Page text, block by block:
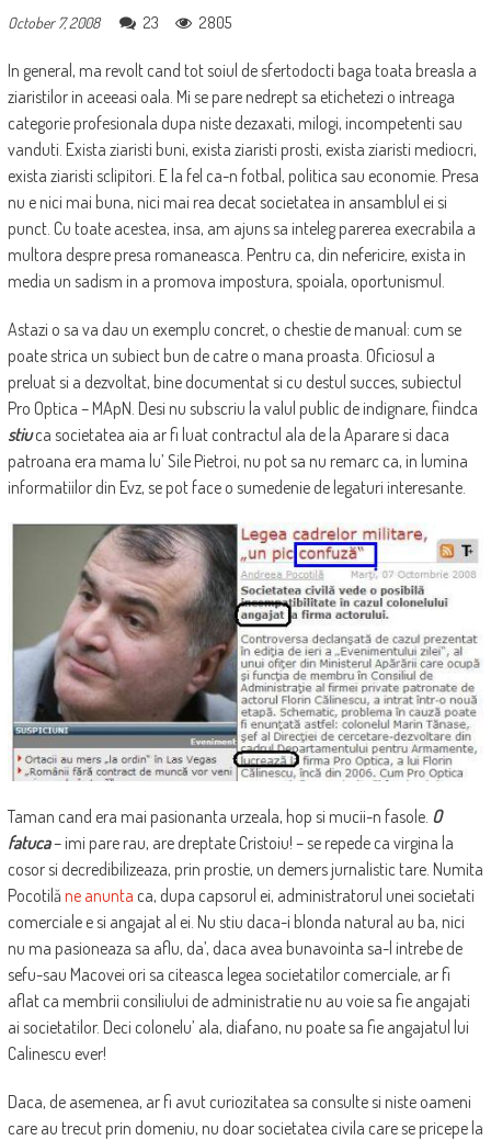
October 7, 2008
23 2805
In general, ma revolt cand tot soiul de sfertodocti baga toata breasla a
ziaristilor in aceeasi oala. Mi se pare nedrept sa etichetezi o intreaga
categorie profesionala dupa niste dezaxati, milogi, incompetenti sau
vanduti. Exista ziaristi buni, exista ziaristi prosti, exista ziaristi mediocri,
exista ziaristi sclipitori. E la fel ca-n fotbal, politica sau economie. Presa
nu e nici mai buna, nici mai rea decat societatea in ansamblul ei si
punct. Cu toate acestea, insa, am ajuns sa inteleg parerea execrabila a
multora despre presa romaneasca. Pentru ca, din nefericire, exista in
media un sadism in a promova impostura, spoiala, oportunismul.
Astazi o sa va dau un exemplu concret, o chestie de manual: cum se
poate strica un subiect bun de catre o mana proasta. Oficiosul a
preluat si a dezvoltat, bine documentat si cu destul succes, subiectul
Pro Optica – MApN. Desi nu subscriu la valul public de indignare, fiindca
stiuca societatea aia ar fi luat contractul ala de la Aparare si daca
patroana era mama lu’ Sile Pietroi, nu pot sa nu remarc ca, in lumina
informatiilor din Evz, se pot face o sumedenie de legaturi interesante.
Taman cand era mai pasionanta urzeala, hop si mucii-n fasole. O
fatuca– imi pare rau, are dreptate Cristoiu! – se repede ca virgina la
cosor si decredibilizeaza, prin prostie, un demers jurnalistic tare. Numita
Pocotilă ne anunta ca, dupa capsorul ei, administratorul unei societati
comerciale e si angajat al ei. Nu stiu daca-i blonda natural au ba, nici
nu ma pasioneaza sa aflu, da’, daca avea bunavointa sa-l intrebe de
sefu-sau Macovei ori sa citeasca legea societatilor comerciale, ar fi
aflat ca membrii consiliului de administratie nu au voie sa fie angajati
ai societatilor. Deci colonelu’ ala, diafano, nu poate sa fie angajatul lui
Calinescu ever!
Daca, de asemenea, ar fi avut curiozitatea sa consulte si niste oameni
care au trecut prin domeniu, nu doar societatea civila care se pricepe la